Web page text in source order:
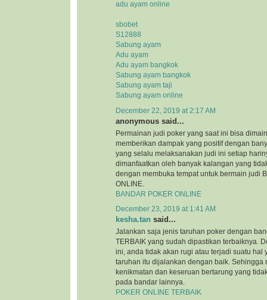
adu ayam online
sbobet
S12888
Sabung ayam
Adu ayam
Adu ayam bangkok
Sabung ayam bangkok
Sabung ayam taji
Sabung ayam online
December 22, 2019 at 2:17 AM
anonymous said...
Permainan judi poker yang saat ini bisa
memberikan dampak yang positif dengan
yang selalu melaksanakan judi ini setiap
dimanfaatkan oleh banyak kalangan yang
dengan membuka tempat untuk bermain judi
ONLINE.
BANDAR POKER ONLINE
December 23, 2019 at 1:41 AM
kesha.tan said...
Jalankan saja jenis taruhan poker dengan
TERBAIK yang sudah dipastikan terbaiknya.
ini, anda tidak akan rugi atau terjadi suatu hal
taruhan itu dijalankan dengan baik. Sehingga
kenikmatan dan keseruan bertarung yang
pada bandar lainnya.
POKER ONLINE TERBAIK